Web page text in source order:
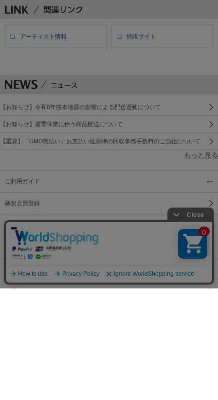
アーティスト情報 特設サイト
【お知らせ】令和8年熊本地震の影響による配送遅延について
【お知らせ】夏季休業に伴う商品配送について
【重要】「GMO後払い」お支払い延滞時の回収事務手数料のご負担について
もっと見る
ご利用ガイド
新規会員登録
メールマガジン登録
よくあるご質問
お問い合わせ